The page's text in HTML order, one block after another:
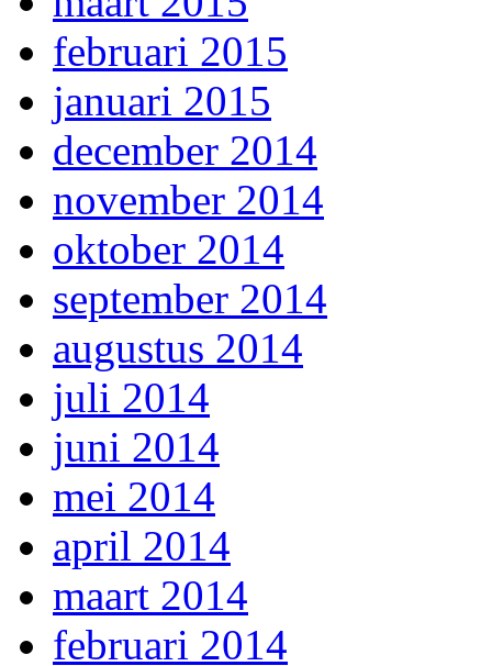
februari 2015
januari 2015
december 2014
november 2014
oktober 2014
september 2014
augustus 2014
juli 2014
juni 2014
mei 2014
april 2014
maart 2014
februari 2014